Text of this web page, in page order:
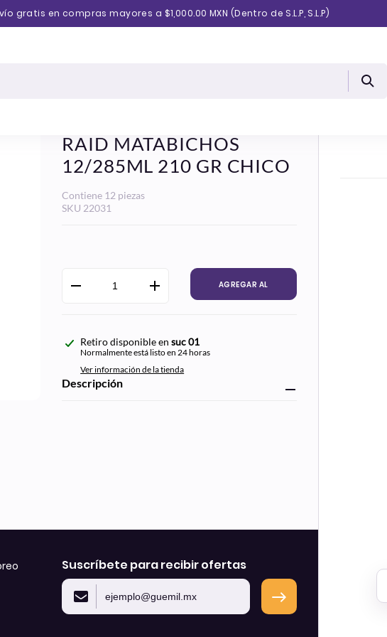
gratis en compras mayores a $1,000.00 MXN (Dentro de S.L.P, S.L.P)
RAID MATABICHOS
12/285ML 210 GR CHICO
Contiene 12 piezas
SKU 22031
AGREGAR AL
Agregando
producto
tu
Retiro disponible ensuc 01
Normalmente está listo en 24 horas
Ver información de la tienda
Descripción
Suscríbete para recibir ofertas